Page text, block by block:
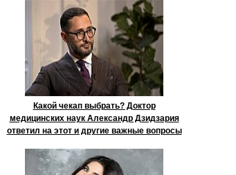
Какой чекап выбрать? Доктор
медицинских наук Александр Дзидзария
ответил на этот и другие важные вопросы